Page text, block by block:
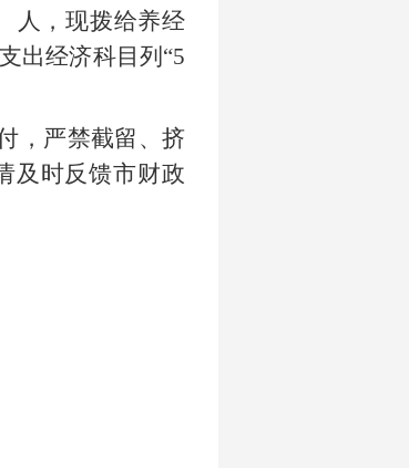
人，现拨给养经
出经济科目列“5
，严禁截留、挤
及时反馈市财政